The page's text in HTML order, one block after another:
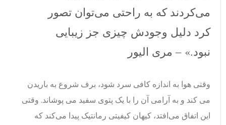
می‌کردند که به راحتی می‌توان تصور
کرد دلیل وجودش چیزی جز زیبایی
نبود.» – مری الیور
وقتی هوا به اندازه کافی سرد شود، برف شروع به باریدن
می کند و به آرامی آن را با یک پتوی سفید می پوشاند. وقتی
این اتفاق می‌افتد، کیهان کیفیتی رمانتیک پیدا می‌کند که